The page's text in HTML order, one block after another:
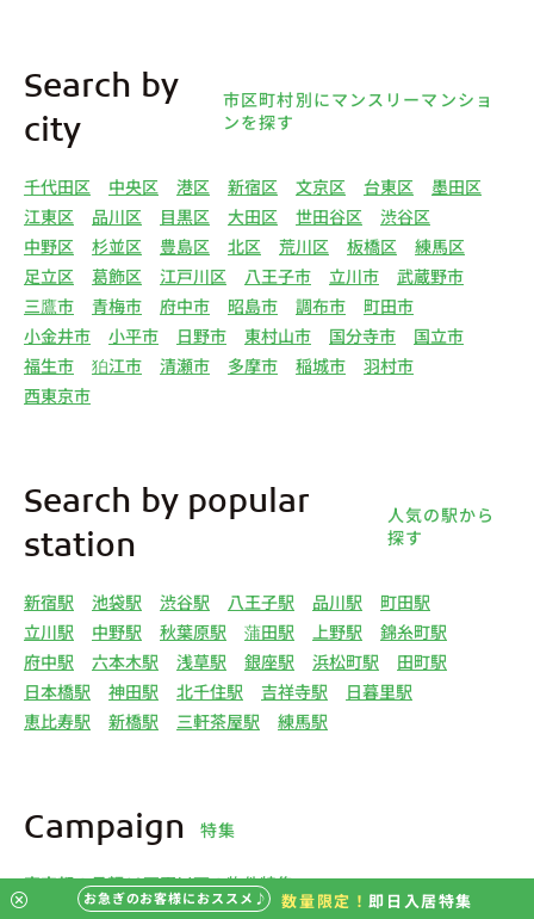
Search by
city
市区町村別にマンスリーマンショ
ンを探す
千代田区 中央区 港区 新宿区 文京区 台東区
墨田区
江東区
品川区 目黒区 大田区 世田谷区
渋谷区
中野区
杉並区 豊島区 北区 荒川区 板橋区
練馬区
足立区
葛飾区 江戸川区 八王子市 立川市
武蔵野市
三鷹市
青梅市 府中市 昭島市 調布市
町田市
小金井市
小平市 日野市 東村山市 国分寺市
国立市
福生市
狛江市 清瀬市 多摩市 稲城市
羽村市
西東京市
Search by popular
station
人気の駅から
探す
新宿駅 池袋駅 渋谷駅 八王子駅 品川駅
町田駅
立川駅
中野駅 秋葉原駅 蒲田駅 上野駅
錦糸町駅
府中駅
六本木駅 浅草駅 銀座駅 浜松町駅
田町駅
日本橋駅
神田駅 北千住駅 吉祥寺駅
日暮里駅
恵比寿駅
新橋駅 三軒茶屋駅 練馬駅
Campaign 特集
東京都の月額10万円以下の物件特集
神奈川県の月額10万円以下の物件特集
お急ぎのお客様におススメ♪ 数量限定！ 即日入居特集